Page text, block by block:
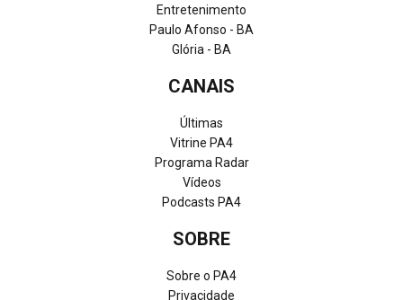
Entretenimento
Paulo Afonso - BA
Glória - BA
CANAIS
Últimas
Vitrine PA4
Programa Radar
Vídeos
Podcasts PA4
SOBRE
Sobre o PA4
Privacidade